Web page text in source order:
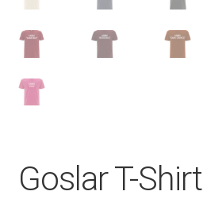
Goslar T-Shirt